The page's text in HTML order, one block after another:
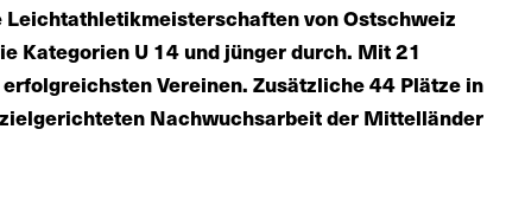
von Ostschweiz
Kategorien U 14 und jünger durch. Mit 21
Vereinen. Zusätzliche 44 Plätze in
Nachwuchsarbeit der Mittelländer